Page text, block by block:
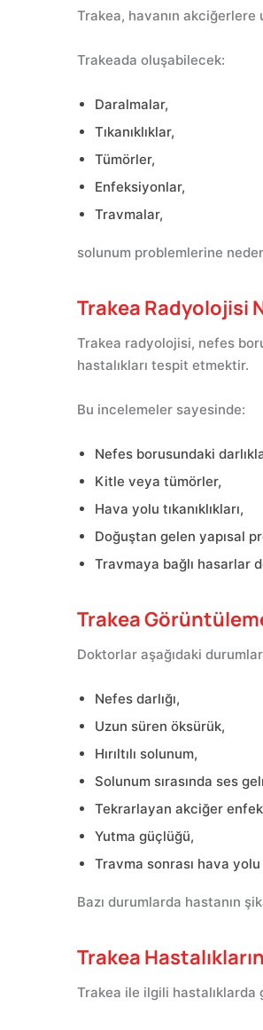
Trakea, havanın akciğerlere
Trakeada oluşabilecek:
Daralmalar,
Tıkanıklıklar,
Tümörler,
Enfeksiyonlar,
Travmalar,
solunum problemlerine
Trakea Radyolojisi
Trakea radyolojisi, nefes
hastalıkları tespit etmektir.
Bu incelemeler sayesinde:
Nefes borusundaki
Kitle veya tümörler,
Hava yolu tıkanıklıkları,
Doğuştan gelen yapısal
Travmaya bağlı hasarlar
Trakea
Doktorlar aşağıdaki
Nefes darlığı,
Uzun süren öksürük,
Hırıltılı solunum,
Solunum sırasında ses
Tekrarlayan akciğer
Yutma güçlüğü,
Travma sonrası hava
Bazı durumlarda hastanın
Trakea
Trakea ile ilgili